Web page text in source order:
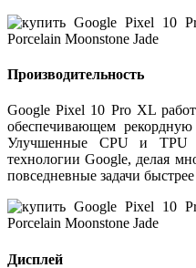
Производительность
Google Pixel 10 Pro XL
обеспечивающем
Улучшенные CPU и TPU
технологии Google, делая
повседневные задачи
Дисплей